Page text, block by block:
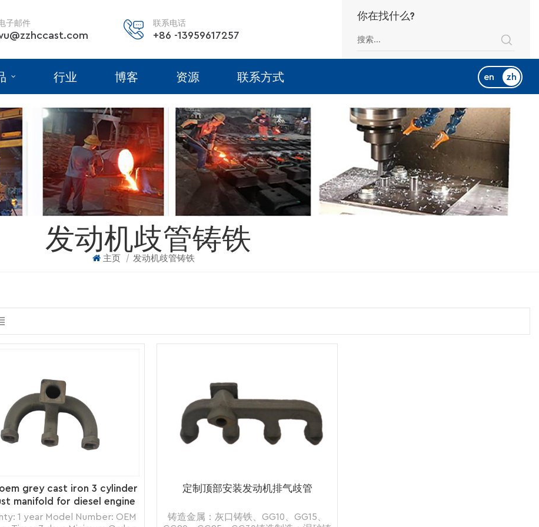
子邮件 联系电话
+86 -13959617257
你在找什么?
行业 博客 资源 联系方式 en zh
发动机歧管铸铁
主页 | 发动机歧管铸铁
grey cast iron 3 cylinder
manifold for diesel engine
supplier
1 year Model Number: OEM
定制顶部安装发动机排气歧管
铸造金属：灰口铸铁、GG10、GG15、